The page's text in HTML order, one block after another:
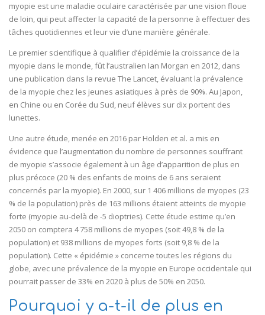
myopie est une maladie oculaire caractérisée par une vision floue
de loin, qui peut affecter la capacité de la personne à effectuer des
tâches quotidiennes et leur vie d’une manière générale.
Le premier scientifique à qualifier d’épidémie la croissance de la
myopie dans le monde, fût l’australien Ian Morgan en 2012, dans
une publication dans la revue The Lancet, évaluant la prévalence
de la myopie chez les jeunes asiatiques à près de 90%. Au Japon,
en Chine ou en Corée du Sud, neuf élèves sur dix portent des
lunettes.
Une autre étude, menée en 2016 par Holden et al. a mis en
évidence que l’augmentation du nombre de personnes souffrant
de myopie s’associe également à un âge d’apparition de plus en
plus précoce (20 % des enfants de moins de 6 ans seraient
concernés par la myopie). En 2000, sur 1 406 millions de myopes (23
% de la population) près de 163 millions étaient atteints de myopie
forte (myopie au-delà de -5 dioptries). Cette étude estime qu’en
2050 on comptera 4 758 millions de myopes (soit 49,8 % de la
population) et 938 millions de myopes forts (soit 9,8 % de la
population). Cette « épidémie » concerne toutes les régions du
globe, avec une prévalence de la myopie en Europe occidentale qui
pourrait passer de 33% en 2020 à plus de 50% en 2050.
Pourquoi y a-t-il de plus en